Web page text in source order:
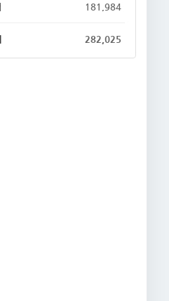
181,984
282,025